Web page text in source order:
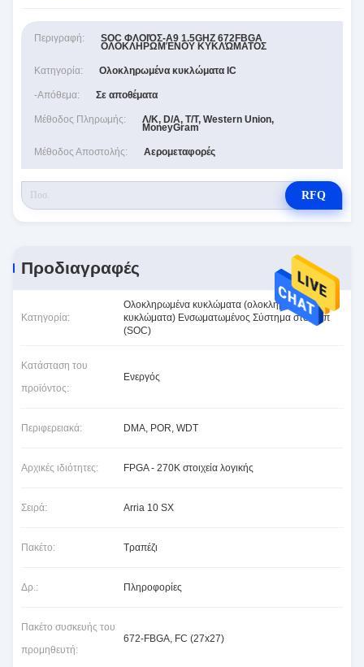
Περιγραφή: SOC ΦΛΟΙΌΣ-A9 1.5GHZ 672FBGA
ΟΛΟΚΛΗΡΩΜΈΝΟΥ ΚΥΚΛΏΜΑΤΟΣ
Κατηγορία: Ολοκληρωμένα κυκλώματα IC
-απόθεμα: Σε αποθέματα
Μέθοδος Πληρωμής: Λ/Κ, D/A, T/T, Western Union,
MoneyGram
Μέθοδος Αποστολής: Αερομεταφορές
RFQ
Προδιαγραφές
Κατηγορία:
Ολοκληρωμένα κυκλώματα (ολοκληρωμένα
κυκλώματα) Ενσωματωμένος Σύστημα στο τσιπ
(SOC)
Κατάσταση του
προϊόντος:
Ενεργός
Περιφερειακά: DMA, POR, WDT
Αρχικές ιδιότητες: FPGA - 270K στοιχεία λογικής
Σειρά: Arria 10 SX
Πακέτο: Τραπέζι
Δρ.: Πληροφορίες
Πακέτο συσκευής του
προμηθευτή:
672-FBGA, FC (27x27)